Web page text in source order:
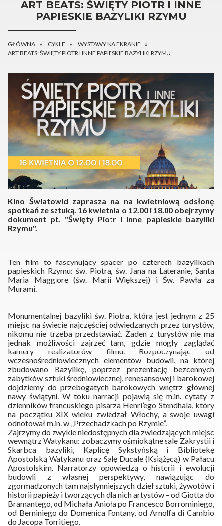
ART BEATS: ŚWIĘTY PIOTR I INNE
PAPIESKIE BAZYLIKI RZYMU
GŁÓWNA CYKLE
WYSTAWY NA EKRANIE
ART BEATS: ŚWIĘTY PIOTR I INNE PAPIESKIE BAZYLIKI RZYMU
Kino Światowid zaprasza na na kwietniową odsłonę
spotkań ze sztuką. 16 kwietnia o 12.00 i 18.00 obejrzymy
dokument pt. "Święty Piotr i inne papieskie bazyliki
Rzymu".
Ten film to fascynujący spacer po czterech bazylikach
papieskich Rzymu: św. Piotra, św. Jana na Lateranie, Santa
Maria Maggiore (św. Marii Większej) i Św. Pawła za
Murami.
Monumentalnej bazyliki św. Piotra, która jest jednym z 25
miejsc na świecie najczęściej odwiedzanych przez turystów,
nikomu nie trzeba przedstawiać. Żaden z turystów nie ma
jednak możliwości zajrzeć tam, gdzie mogły zaglądać
kamery realizatorów filmu. Rozpoczynając od
wczesnośredniowiecznych elementów budowli, na której
zbudowano Bazylikę, poprzez prezentację bezcennych
zabytków sztuki średniowiecznej, renesansowej i barokowej
dojdziemy do przebogatych barokowych wnętrz głównej
nawy świątyni. W toku narracji pojawią się m.in. cytaty z
dzienników francuskiego pisarza Henri’ego Stendhala, który
na początku XIX wieku zwiedzał Włochy, a swoje uwagi
odnotował m.in. w „Przechadzkach po Rzymie”.
Zajrzymy do zwykle niedostępnych dla zwiedzających miejsc
wewnątrz Watykanu: zobaczymy ośmiokątne sale Zakrystii i
Skarbca bazyliki, Kaplicę Sykstyńską i Bibliotekę
Apostolską Watykanu oraz Salę Ducale (Książęcą) w Pałacu
Apostolskim. Narratorzy opowiedzą o historii i ewolucji
budowli z własnej perspektywy, nawiązując do
zgormadzonych tam najsłynniejszych dzieł sztuki, żywotów i
historii papieży i tworzących dla nich artystów – od Giotta do
Bramantego, od Michała Anioła po Francesco Borrominiego,
od Berniniego do Domenica Fontany, od Arnolfa di Cambio
do Jacopa Torritiego.